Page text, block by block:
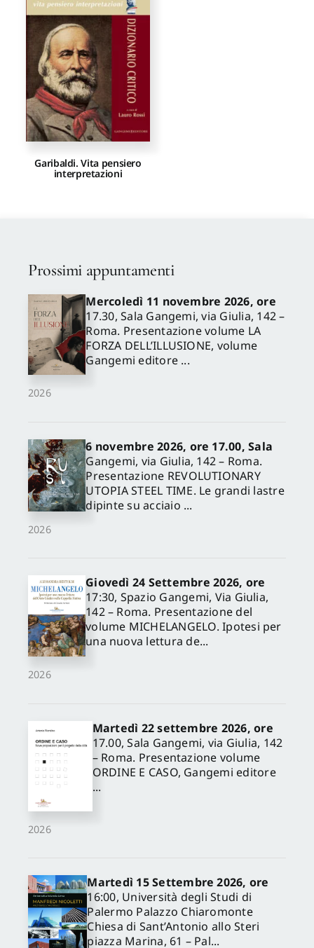
Proposte di pubblicazione
Gangemi Editore
Newsletter
Garibaldi. Vita pensiero
interpretazioni
Prossimi appuntamenti
2026
Mercoledì 11 novembre 2026, ore
17.30, Sala Gangemi, via Giulia, 142 –
Roma. Presentazione volume LA
FORZA DELL’ILLUSIONE, volume
Gangemi editore ...
2026
6 novembre 2026, ore 17.00, Sala
Gangemi, via Giulia, 142 – Roma.
Presentazione REVOLUTIONARY
UTOPIA STEEL TIME. Le grandi lastre
dipinte su acciaio ...
2026
Giovedì 24 Settembre 2026, ore
17:30, Spazio Gangemi, Via Giulia,
142 – Roma. Presentazione del
volume MICHELANGELO. Ipotesi per
una nuova lettura de...
2026
Martedì 22 settembre 2026, ore
17.00, Sala Gangemi, via Giulia, 142
– Roma. Presentazione volume
ORDINE E CASO, Gangemi editore
...
Martedì 15 Settembre 2026, ore
16:00, Università degli Studi di
Palermo Palazzo Chiaromonte
Chiesa di Sant’Antonio allo Steri
piazza Marina, 61 – Pal...